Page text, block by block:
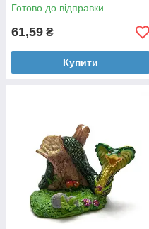
Готово до відправки
61,59 ₴
Купити